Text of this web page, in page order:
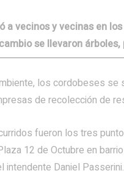
a vecinos y vecinas en
se llevaron
los cordobeses
de recolección de
fueron los tres
12 de Octubre en
intendente Daniel Passerini.